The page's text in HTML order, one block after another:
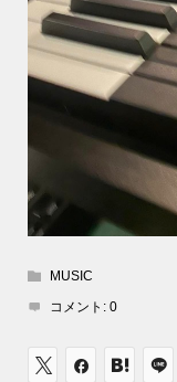
MUSIC
コメント: 0